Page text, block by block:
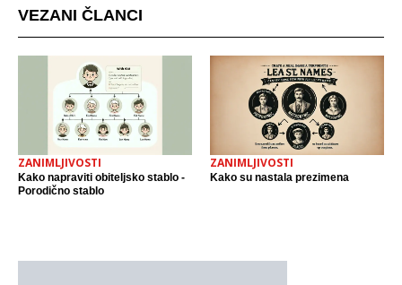
VEZANI ČLANCI
ZANIMLJIVOSTI
Kako napraviti obiteljsko stablo -
Porodično stablo
ZANIMLJIVOSTI
Kako su nastala prezimena